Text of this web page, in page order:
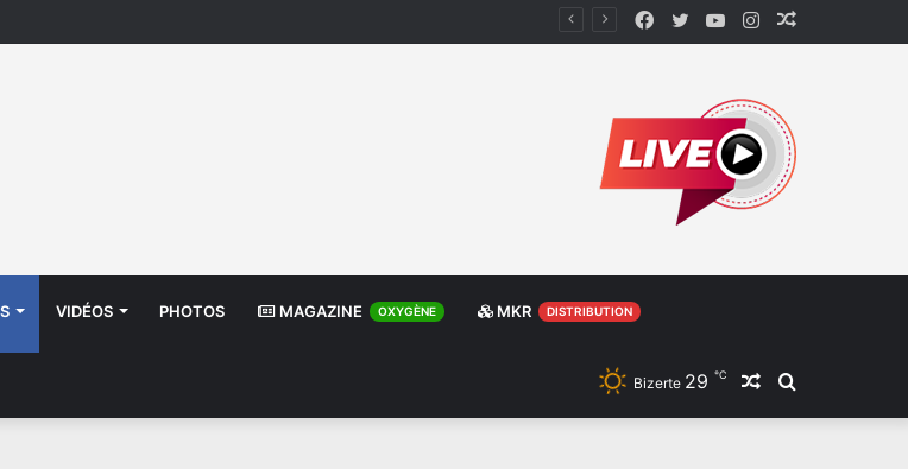
Instagram
YouTube
Twitter
Facebook
VIDÉOS PHOTOS MAGAZINE OXYGÈNE MKR DISTRIBUTION
Rechercher
Article
Bizerte 29 ℃